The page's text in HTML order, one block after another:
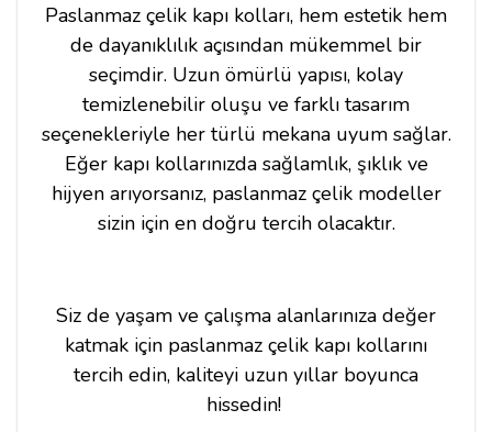
Paslanmaz çelik kapı kolları, hem estetik hem
de dayanıklılık açısından mükemmel bir
seçimdir. Uzun ömürlü yapısı, kolay
temizlenebilir oluşu ve farklı tasarım
seçenekleriyle her türlü mekana uyum sağlar.
Eğer kapı kollarınızda sağlamlık, şıklık ve
hijyen arıyorsanız, paslanmaz çelik modeller
sizin için en doğru tercih olacaktır.
Siz de yaşam ve çalışma alanlarınıza değer
katmak için paslanmaz çelik kapı kollarını
tercih edin, kaliteyi uzun yıllar boyunca
hissedin!